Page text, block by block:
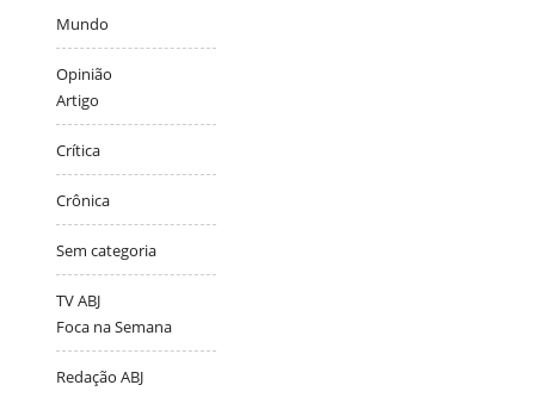
Mundo
Opinião
Artigo
Crítica
Crônica
Sem categoria
TV ABJ
Foca na Semana
Redação ABJ